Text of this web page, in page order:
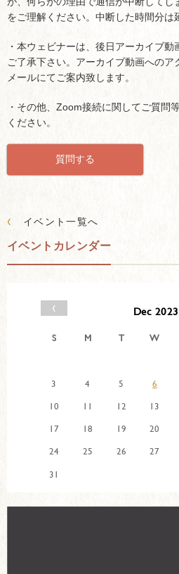
をご理解ください。中断した時間分は
・本ウェビナーは、後日アーカイブ
ご了承下さい。アーカイブ動画へのア
メールにてご案内致します。
・その他、Zoom接続に関してご質問
ください。
質問する
‹ イベント一覧へ
イベントカレンダー
‹ Dec 2023
S M T W
3
4 5 6
10
11 12 13
17
18 19 20
24
25 26 27
31